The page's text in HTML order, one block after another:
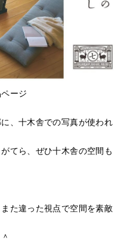
ージ
、十木舎での写真が使われ
てら、ぜひ十木舎の空間も
た違った視点で空間を素敵